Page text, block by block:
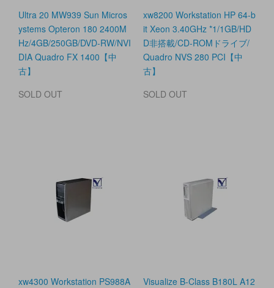
Ultra 20 MW939 Sun Micros
ystems Opteron 180 2400M
Hz/4GB/250GB/DVD-RW/NVI
DIA Quadro FX 1400【中
古】
SOLD OUT
xw8200 Workstation HP 64-b
it Xeon 3.40GHz *1/1GB/HD
D非搭載/CD-ROMドライブ/
Quadro NVS 280 PCI【中
古】
SOLD OUT
xw4300 Workstation PS988A
Visualize B-Class B180L A12